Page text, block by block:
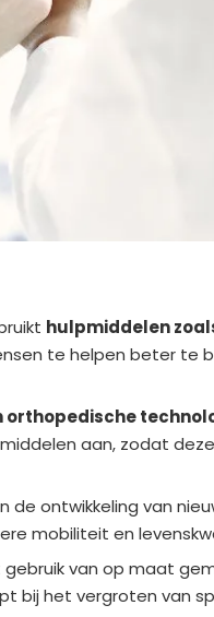
hulpmiddelen
te helpen beter te
orthopedische
aan, zodat
de ontwikkeling van
mobiliteit en
van op maat
bij het vergroten van